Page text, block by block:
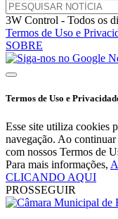
3W Control - Todos os
Termos de Uso e
SOBRE
Termos de Uso e
Esse site utiliza cookies
navegação. Ao
com nossos Termos de
Para mais informações,
CLICANDO AQUI
PROSSEGUIR